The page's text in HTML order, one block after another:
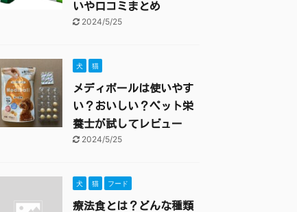
いや口コミまとめ
2024/5/25
犬 猫
メディボールは使いやす
い？おいしい？ペット栄
養士が試してレビュー
2024/5/25
犬 猫 フード
療法食とは？どんな種類